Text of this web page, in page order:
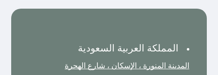
المملكة العربية السعودية
المدينة المنورة ، الإسكان ، شارع الهجرة